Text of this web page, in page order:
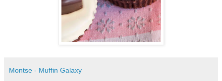
Montse - Muffin Galaxy